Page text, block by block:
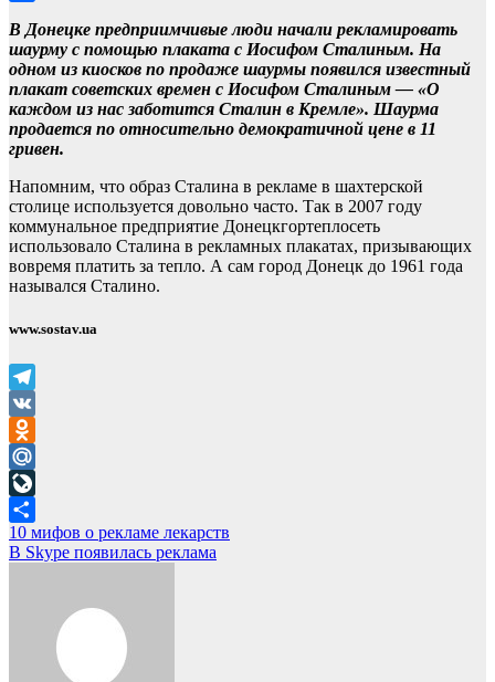
В Донецке предприимчивые люди начали рекламировать
шаурму с помощью плаката с Иосифом Сталиным. На
одном из киосков по продаже шаурмы появился известный
плакат советских времен с Иосифом Сталиным — «О
каждом из нас заботится Сталин в Кремле». Шаурма
продается по относительно демократичной цене в 11
гривен.
Напомним, что образ Сталина в рекламе в шахтерской
столице используется довольно часто. Так в 2007 году
коммунальное предприятие Донецкгортеплосеть
использовало Сталина в рекламных плакатах, призывающих
вовремя платить за тепло. А сам город Донецк до 1961 года
назывался Сталино.
www.sostav.ua
Telegram
VK
Odnoklassniki
Mail.Ru
LiveJournal
Отправить
Навигация
по
10 мифов о рекламе лекарств
В Skype появилась реклама